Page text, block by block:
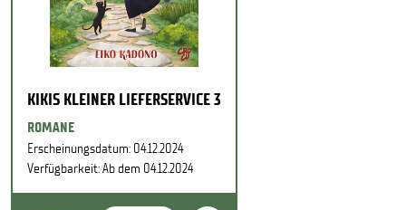
KIKIS KLEINER LIEFERSERVICE 3
ROMANE
Erscheinungsdatum: 04.12.2024
Verfügbarkeit: Ab dem 04.12.2024